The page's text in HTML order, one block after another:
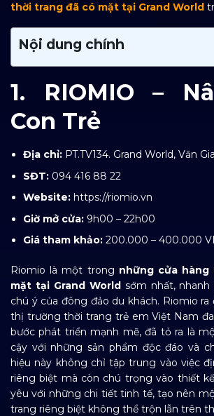
thời trang đã có mặt tại Grand World
Nội dung chính
1. RIOMIO –
Con Trẻ
Địa chỉ: PT.TV134. Grand World, Văn
SĐT: 094 416 88 22
Website: https://riomio.vn
Giờ mở cửa: 9h00 – 22h00
Giá tham khảo: 200.000 – 400.000
Riomio là một trong những cửa
mặt tại Grand World sớm nhất,
chú ý của đông đảo du khách. Riomio
thị trường thời trang trẻ em Việt Nam
bước phát triển mạnh mẽ, đã tỏ ra là
cậy với những sản phẩm độc đáo và
hiệu này không chỉ tập trung vào việc
riêng biệt mà còn chú trọng vào thiết
yêu với những chi tiết tinh tế, tạo nên
trang riêng biệt không thể trộn lẫn trên